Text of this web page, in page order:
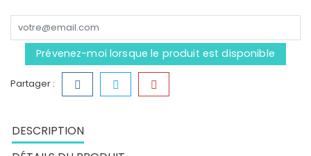
Prévenez-moi lorsque le produit est disponible
Partager :
DESCRIPTION